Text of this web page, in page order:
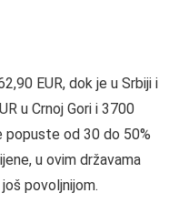
EUR, dok je u Srbiji i
u Crnoj Gori i 3700
popuste od 30 do 50%
u ovim državama
povoljnijom.